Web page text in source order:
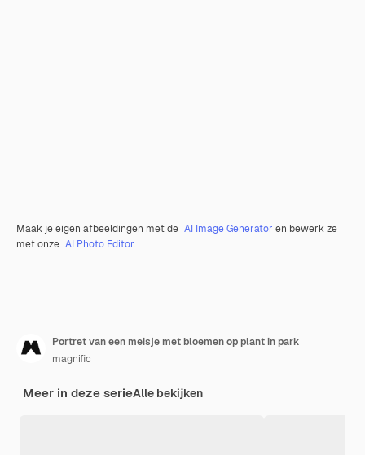
Maak je eigen afbeeldingen met de AI Image Generator en bewerk ze
met onze AI Photo Editor.
Portret van een meisje met bloemen op plant in park
magnific
Meer in deze serieAlle bekijken